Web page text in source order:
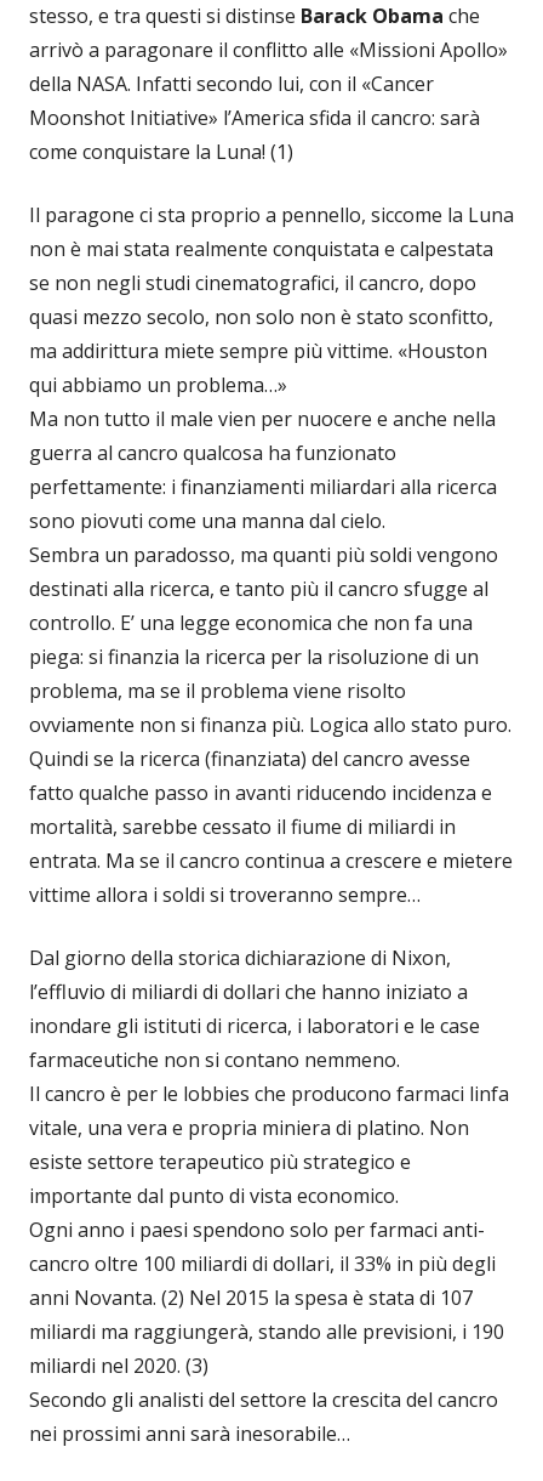
stesso, e tra questi si distinse Barack Obama che
arrivò a paragonare il conflitto alle «Missioni Apollo»
della NASA. Infatti secondo lui, con il «Cancer
Moonshot Initiative» l’America sfida il cancro: sarà
come conquistare la Luna! (1)
Il paragone ci sta proprio a pennello, siccome la Luna
non è mai stata realmente conquistata e calpestata
se non negli studi cinematografici, il cancro, dopo
quasi mezzo secolo, non solo non è stato sconfitto,
ma addirittura miete sempre più vittime. «Houston
qui abbiamo un problema…»
Ma non tutto il male vien per nuocere e anche nella
guerra al cancro qualcosa ha funzionato
perfettamente: i finanziamenti miliardari alla ricerca
sono piovuti come una manna dal cielo.
Sembra un paradosso, ma quanti più soldi vengono
destinati alla ricerca, e tanto più il cancro sfugge al
controllo. E’ una legge economica che non fa una
piega: si finanzia la ricerca per la risoluzione di un
problema, ma se il problema viene risolto
ovviamente non si finanza più. Logica allo stato puro.
Quindi se la ricerca (finanziata) del cancro avesse
fatto qualche passo in avanti riducendo incidenza e
mortalità, sarebbe cessato il fiume di miliardi in
entrata. Ma se il cancro continua a crescere e mietere
vittime allora i soldi si troveranno sempre…
Dal giorno della storica dichiarazione di Nixon,
l’effluvio di miliardi di dollari che hanno iniziato a
inondare gli istituti di ricerca, i laboratori e le case
farmaceutiche non si contano nemmeno.
Il cancro è per le lobbies che producono farmaci linfa
vitale, una vera e propria miniera di platino. Non
esiste settore terapeutico più strategico e
importante dal punto di vista economico.
Ogni anno i paesi spendono solo per farmaci anti-
cancro oltre 100 miliardi di dollari, il 33% in più degli
anni Novanta. (2) Nel 2015 la spesa è stata di 107
miliardi ma raggiungerà, stando alle previsioni, i 190
miliardi nel 2020. (3)
Secondo gli analisti del settore la crescita del cancro
nei prossimi anni sarà inesorabile…